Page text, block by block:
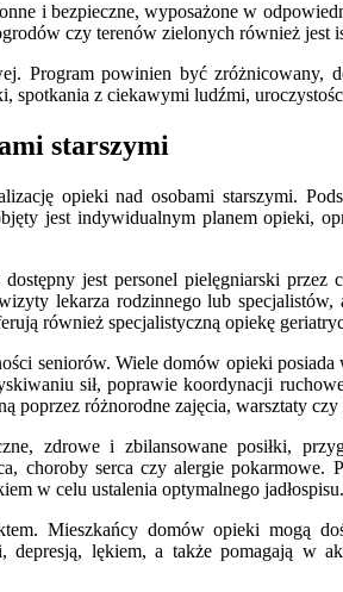
i bezpieczne, wyposażone w
czy terenów zielonych również jest
powinien być zróżnicowany,
spotkania z ciekawymi ludźmi,
starszymi
opieki nad osobami starszymi.
jest indywidualnym planem opieki,
jest personel pielęgniarski
lekarza rodzinnego lub
również specjalistyczną opiekę
seniorów. Wiele domów opieki
sił, poprawie koordynacji
poprzez różnorodne zajęcia, warsztaty czy
zdrowe i zbilansowane posiłki,
choroby serca czy alergie pokarmowe.
w celu ustalenia optymalnego jadłospisu.
Mieszkańcy domów opieki mogą
lękiem, a także pomagają w